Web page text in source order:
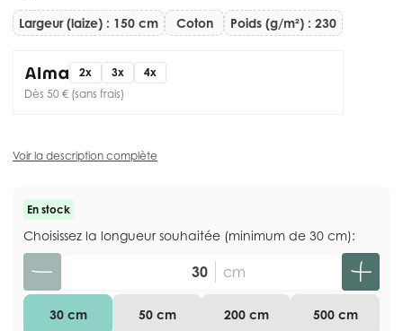
Largeur (laize) : 150 cm Coton Poids (g/m²) : 230
2x 3x
4x
Dès 50 € (sans frais)
Voir la description complète
En stock
Choisissez la longueur souhaitée (minimum de 30 cm):
cm
30 cm 50 cm 200 cm 500 cm